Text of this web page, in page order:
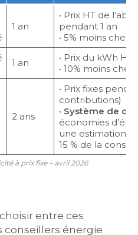
1 an
• Prix HT de
pendant 1 an
• 5% moins cher
1 an
• Prix du kWh HT
• 10% moins cher
2 ans
• Prix fixes
contributions)
• Système de
économies
une estimation
15 % de la
à prix fixe – avril 2026
entre ces
conseillers énergie